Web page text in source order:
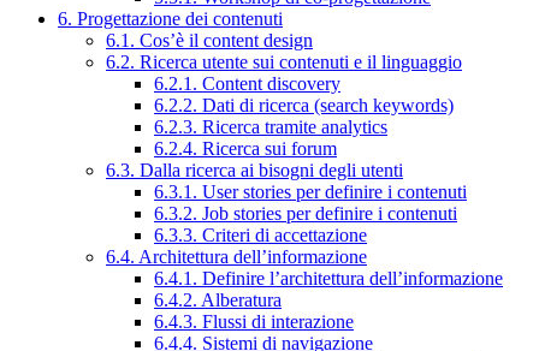
6. Progettazione dei contenuti
6.1. Cos’è il content design
6.2. Ricerca utente sui contenuti e il linguaggio
6.2.1. Content discovery
6.2.2. Dati di ricerca (search keywords)
6.2.3. Ricerca tramite analytics
6.2.4. Ricerca sui forum
6.3. Dalla ricerca ai bisogni degli utenti
6.3.1. User stories per definire i contenuti
6.3.2. Job stories per definire i contenuti
6.3.3. Criteri di accettazione
6.4. Architettura dell’informazione
6.4.1. Definire l’architettura dell’informazione
6.4.2. Alberatura
6.4.3. Flussi di interazione
6.4.4. Sistemi di navigazione